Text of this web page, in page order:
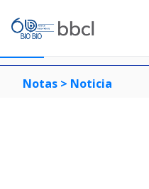
Notas > Noticia